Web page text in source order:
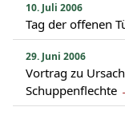
10. Juli 2006
Tag der offenen
29. Juni 2006
Vortrag zu
Schuppenflechte